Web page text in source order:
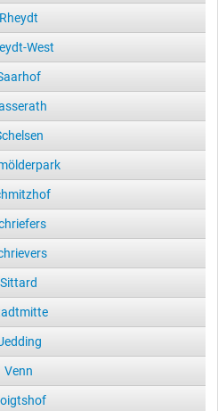
Rheydt
West
Sittard
Venn